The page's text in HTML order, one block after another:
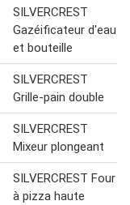
SILVERCREST
Gazéificateur d'eau
et bouteille
SILVERCREST
Grille-pain double
SILVERCREST
Mixeur plongeant
SILVERCREST Four
à pizza haute